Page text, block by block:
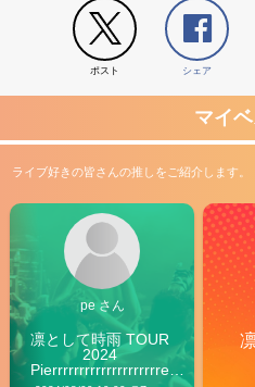
ポスト シェア
マイ
ライブ好きの皆さんの推しをご紹介します。
pe さん
凛として時雨 TOUR
2024
Pierrrrrrrrrrrrrrrrrrrre